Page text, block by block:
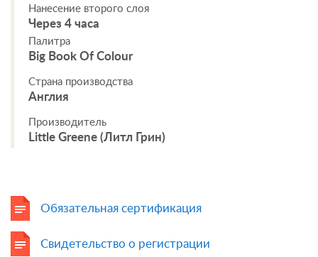
Нанесение второго слоя
Через 4 часа
Палитра
Big Book Of Colour
Страна производства
Англия
Производитель
Little Greene (Литл Грин)
Обязательная сертификация
Свидетельство о регистрации